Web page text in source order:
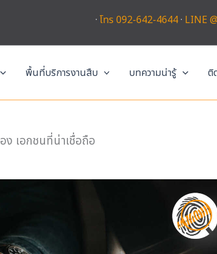
· โทร 092-642-4644· LINE
พื้นที่บริการงานสืบ บทความน่ารู้ ติ
เอกชนที่น่าเชื่อถือ